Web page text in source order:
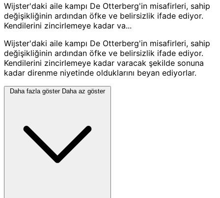
Wijster'daki aile kampı De Otterberg'in misafirleri, sahip
değişikliğinin ardından öfke ve belirsizlik ifade ediyor.
Kendilerini zincirlemeye kadar va...
Wijster'daki aile kampı De Otterberg'in misafirleri, sahip
değişikliğinin ardından öfke ve belirsizlik ifade ediyor.
Kendilerini zincirlemeye kadar varacak şekilde sonuna
kadar direnme niyetinde olduklarını beyan ediyorlar.
Daha fazla göster Daha az göster